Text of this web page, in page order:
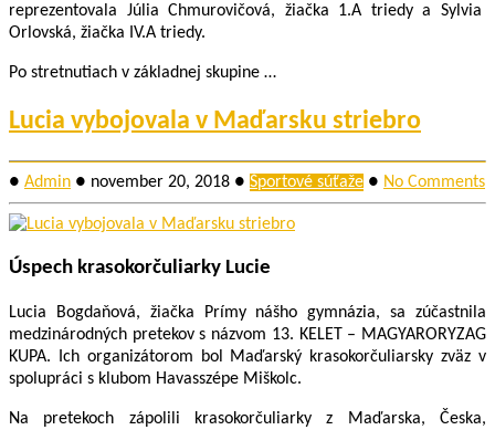
reprezentovala Júlia Chmurovičová, žiačka 1.A triedy a Sylvia
Orlovská, žiačka IV.A triedy.
Po stretnutiach v základnej skupine …
Lucia vybojovala v Maďarsku striebro
● Admin ● november 20, 2018 ● Športové súťaže ● No Comments
Úspech krasokorčuliarky Lucie
Lucia Bogdaňová, žiačka Prímy nášho gymnázia, sa zúčastnila
medzinárodných pretekov s názvom 13. KELET – MAGYARORYZAG
KUPA. Ich organizátorom bol Maďarský krasokorčuliarsky zväz v
spolupráci s klubom Havasszépe Miškolc.
Na pretekoch zápolili krasokorčuliarky z Maďarska, Česka,